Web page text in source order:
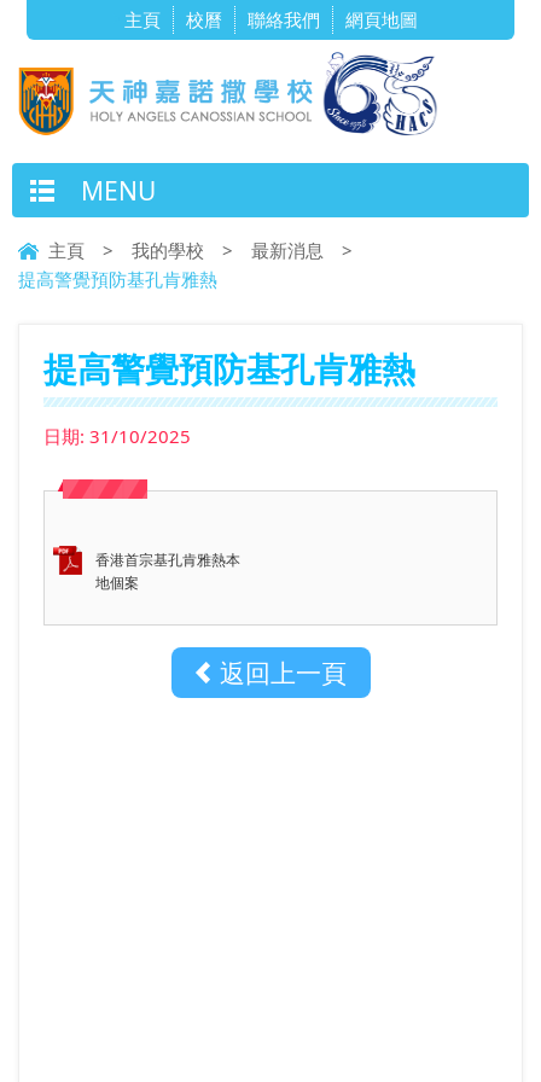
主頁 校曆 聯絡我們 網頁地圖
MENU
主頁 > 我的學校 > 最新消息
>
提高警覺預防基孔肯雅熱
提高警覺預防基孔肯雅熱
日期: 31/10/2025
香港首宗基孔肯雅熱本
地個案
返回上一頁